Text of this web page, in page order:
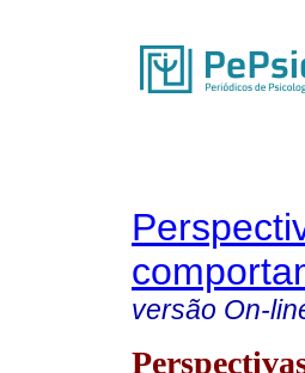
versão On-